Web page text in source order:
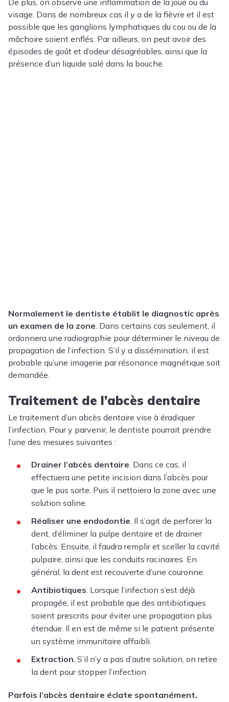
visage. Dans de nombreux cas il y a de la fièvre et il est
possible que les ganglions lymphatiques du cou ou de la
mâchoire soient enflés. Par ailleurs, on peut avoir des
épisodes de goût et d’odeur désagréables, ainsi que la
présence d’un liquide salé dans la bouche.
Normalement le dentiste établit le diagnostic après
un examen de la zone . Dans certains cas seulement, il
ordonnera une radiographie pour déterminer le niveau de
propagation de l’infection. S’il y a dissémination, il est
probable qu’une imagerie par résonance magnétique soit
demandée.
Traitement de l’abcès dentaire
Le traitement d’un abcès dentaire vise à éradiquer
l’infection. Pour y parvenir, le dentiste pourrait prendre
l’une des mesures suivantes :
Drainer l’abcès dentaire . Dans ce cas, il
effectuera une petite incision dans l’abcès pour
que le pus sorte. Puis il nettoiera la zone avec une
solution saline.
Réaliser une endodontie . Il s’agit de perforer la
dent, d’éliminer la pulpe dentaire et de drainer
l’abcès. Ensuite, il faudra remplir et sceller la cavité
pulpaire, ainsi que les conduits racinaires. En
général, la dent est recouverte d’une couronne.
Antibiotiques . Lorsque l’infection s’est déjà
propagée, il est probable que des antibiotiques
soient prescrits pour éviter une propagation plus
étendue. Il en est de même si le patient présente
un système immunitaire affaibli.
Extraction . S’il n’y a pas d’autre solution, on retire
la dent pour stopper l’infection.
Parfois l’abcès dentaire éclate spontanément.